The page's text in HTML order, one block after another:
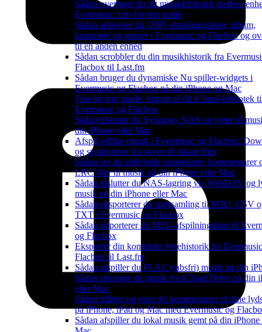
Sådan overfører du dit musikbibliotek mellem
Evermusic: trin-for-trin guide
Sådan arkiverer du (ZIP) afspilningslister, album,
kunstnere og genrer i Evermusic og Flacbox og
til en anden enhed
Sådan scrobbler du din musikhistorik fra
Flacbox til Last.fm
Sådan bruger du dynamiske Nu spiller-widgets i
Evermusic og Flacbox på din iPhone og Mac
Trin-for-trin guide: Import af dit iCloud-bibliotek
Evermusic og Flacbox
Sådan tilslutter du Synology NAS og lytter til
din iPhone eller Mac
Afspil offline musik i Evermusic og Flacbox:
og synkroniser fra skyen til lokale filer
Sådan ser du indlejrede sangtekster, kommentarer
LRC-filer til musik på din iPhone eller Mac
Sådan tilslutter du NAS-lagring via WebDAV og
musik på din iPhone eller Mac
Sådan eksporterer du sporsamling til M3U, CSV
TXT i Evermusic og Flacbox
Sådan importerer du M3U-afspilningsliste til
og Flacbox
Eksportér din komplette lyttehistorik fra
Flacbox til Last.fm
Sådan afspiller du FLAC (tabsfri) musik på din
Sådan streamer du musik fra iCloud Drive på din
eller Mac
Sådan tilføjer og viser du kommentarer til dine
på iPhone, iPad og Mac med Evermusic og
Sådan afspiller du lokal musik gemt på din iPhone